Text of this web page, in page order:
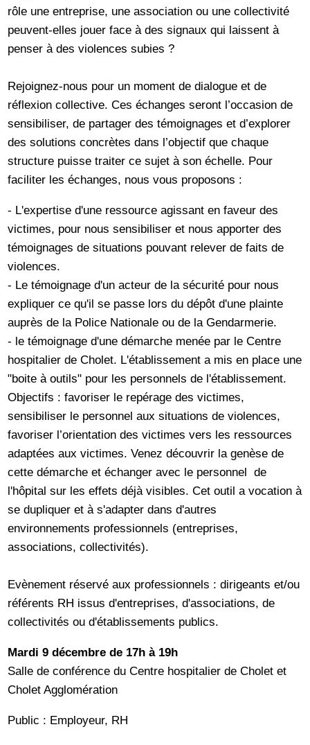
rôle une entreprise, une association ou une collectivité
peuvent-elles jouer face à des signaux qui laissent à
penser à des violences subies ?
Rejoignez-nous pour un moment de dialogue et de
réflexion collective. Ces échanges seront l’occasion de
sensibiliser, de partager des témoignages et d’explorer
des solutions concrètes dans l’objectif que chaque
structure puisse traiter ce sujet à son échelle. Pour
faciliter les échanges, nous vous proposons :
- L'expertise d'une ressource agissant en faveur des
victimes, pour nous sensibiliser et nous apporter des
témoignages de situations pouvant relever de faits de
violences.
- Le témoignage d'un acteur de la sécurité pour nous
expliquer ce qu'il se passe lors du dépôt d'une plainte
auprès de la Police Nationale ou de la Gendarmerie.
- le témoignage d'une démarche menée par le Centre
hospitalier de Cholet. L'établissement a mis en place une
"boite à outils" pour les personnels de l'établissement.
Objectifs : favoriser le repérage des victimes,
sensibiliser le personnel aux situations de violences,
favoriser l’orientation des victimes vers les ressources
adaptées aux victimes. Venez découvrir la genèse de
cette démarche et échanger avec le personnel de
l'hôpital sur les effets déjà visibles. Cet outil a vocation à
se dupliquer et à s'adapter dans d'autres
environnements professionnels (entreprises,
associations, collectivités).
Evènement réservé aux professionnels : dirigeants et/ou
référents RH issus d'entreprises, d'associations, de
collectivités ou d'établissements publics.
Mardi 9 décembre de 17h à 19h
Salle de conférence du Centre hospitalier de Cholet et
Cholet Agglomération
Public : Employeur, RH